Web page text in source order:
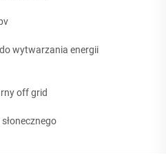
wytwarzania energii
off grid